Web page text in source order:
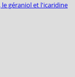
le géraniol et l'icaridine